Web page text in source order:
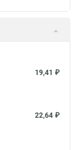
19,41 ₽
22,64 ₽